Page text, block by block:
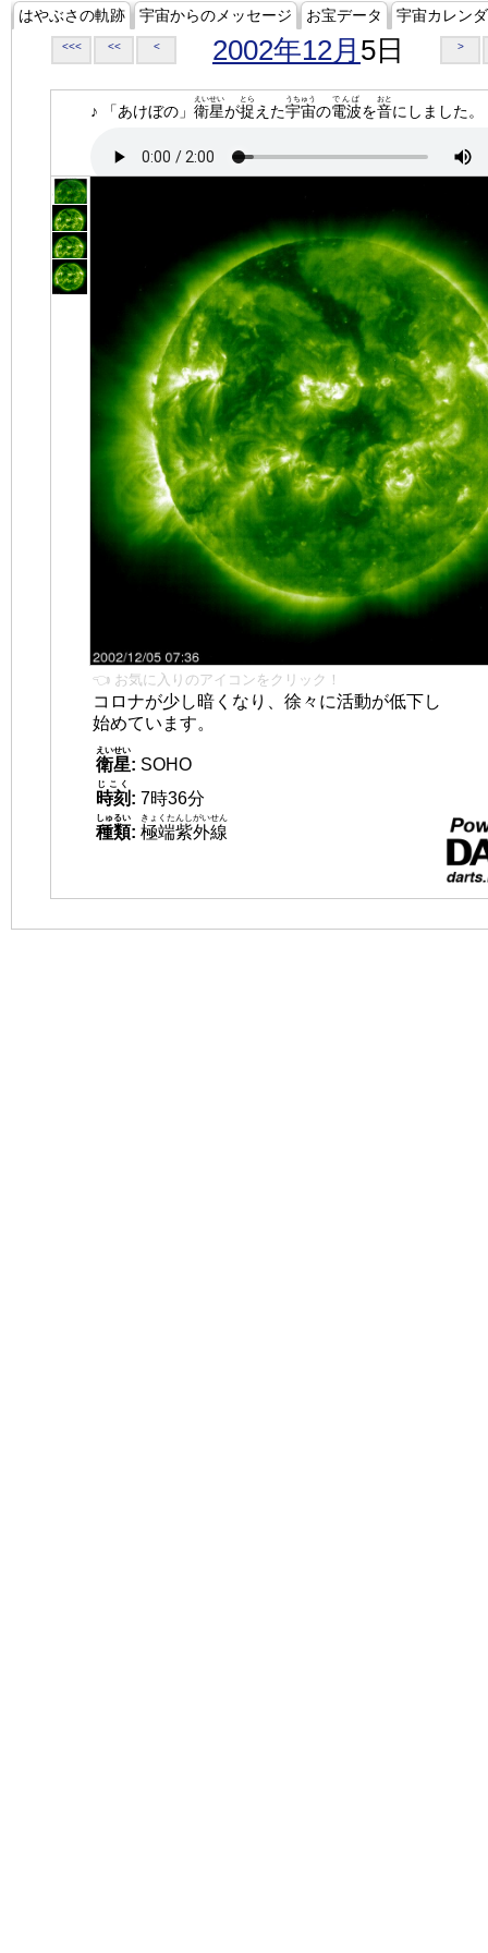
はやぶさの軌跡 宇宙からのメッセージ お宝データ 宇宙カレン
<<< << < 2002年12月 5日 >
♪ 「あけぼの」 衛星
えいせい
が捉
とら
えた宇宙
うちゅう
の電波
でんぱ
を音
おと
にしました。
👈 お気に入りのアイコンをクリック！
コロナが少し暗くなり、徐々に活動が低下し
始めています。
衛星
えいせい
: SOHO
時刻
じこく
: 7時36分
種類
しゅるい
: 極端紫外線
きょくたんしがいせん